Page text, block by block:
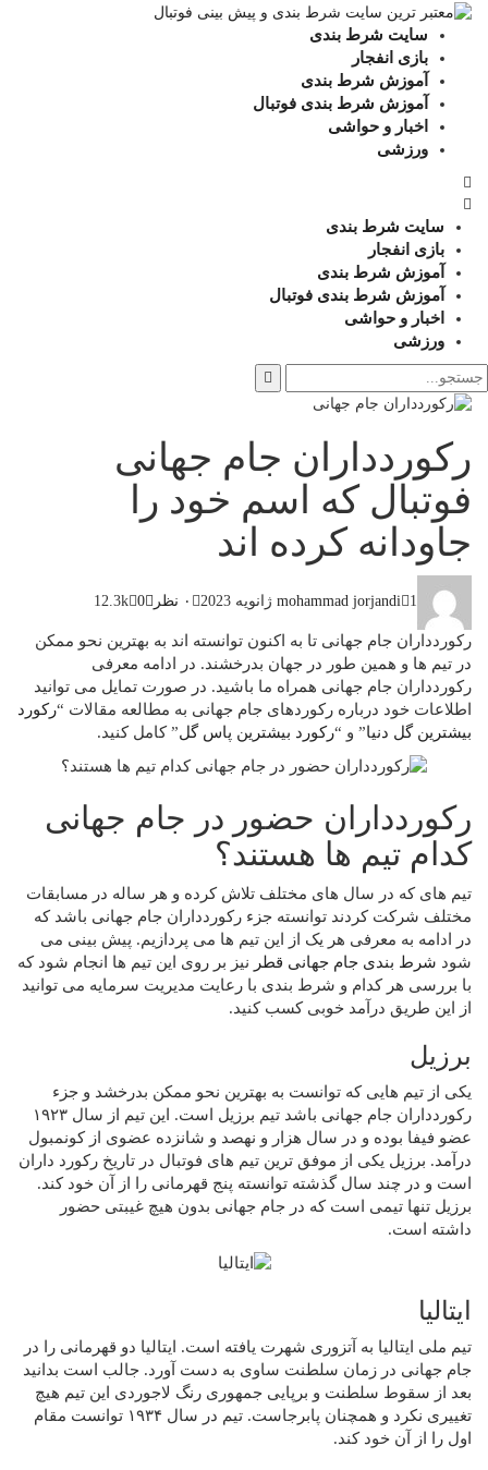
سایت شرط بندی
بازی انفجار
آموزش شرط بندی
آموزش شرط بندی فوتبال
اخبار و حواشی
ورزشی
سایت شرط بندی
بازی انفجار
آموزش شرط بندی
آموزش شرط بندی فوتبال
اخبار و حواشی
ورزشی
رکوردداران جام جهانی
فوتبال که اسم خود را
جاودانه کرده اند
mohammad jorjandi 1 ژانویه 2023 ۰ نظر 0
12.3k
رکوردداران جام جهانی تا به اکنون توانسته اند به بهترین نحو ممکن
در تیم ها و همین طور در جهان بدرخشند. در ادامه معرفی
رکوردداران جام جهانی همراه ما باشید. در صورت تمایل می توانید
اطلاعات خود درباره رکوردهای جام جهانی به مطالعه مقالات “رکورد
بیشترین گل دنیا” و “رکورد بیشترین پاس گل” کامل کنید.
رکوردداران حضور در جام جهانی
کدام تیم ها هستند؟
تیم های که در سال های مختلف تلاش کرده و هر ساله در مسابقات
مختلف شرکت کردند توانسته جزء رکوردداران جام جهانی باشد که
در ادامه به معرفی هر یک از این تیم ها می پردازیم. پیش بینی می
شود شرط بندی جام جهانی قطر نیز بر روی این تیم ها انجام شود که
با بررسی هر کدام و شرط بندی با رعایت مدیریت سرمایه می توانید
از این طریق درآمد خوبی کسب کنید.
برزیل
یکی از تیم هایی که توانست به بهترین نحو ممکن بدرخشد و جزء
رکوردداران جام جهانی باشد تیم برزیل است. این تیم از سال ۱۹۲۳
عضو فیفا بوده‌ و در سال هزار و نهصد و شانزده عضوی از کونمبول
درآمد. برزیل یکی از موفق ترین تیم های فوتبال در تاریخ رکورد داران
است و در چند سال گذشته توانسته پنج قهرمانی را از آن خود کند.
برزیل تنها تیمی است که در جام جهانی بدون هیچ غیبتی حضور
داشته است.
ایتالیا
تیم ملی ایتالیا به آتزوری شهرت یافته است. ایتالیا دو قهرمانی را در
جام جهانی در زمان سلطنت ساوی به دست آورد. جالب است بدانید
بعد از سقوط سلطنت و برپایی جمهوری رنگ لاجوردی این تیم هیچ
تغییری نکرد و همچنان پابرجاست. تیم در سال ۱۹۳۴ توانست مقام
اول را از آن خود کند.